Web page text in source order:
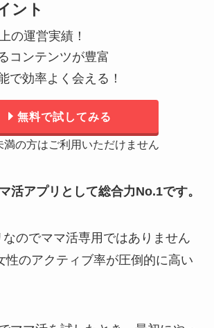
ント
の運営実績！
コンテンツが豊富
で効率よく会える！
無料で試してみる
の方はご利用いただけません
活アプリとして総合力No.1です。
のでママ活専用ではありません
性のアクティブ率が圧倒的に高い